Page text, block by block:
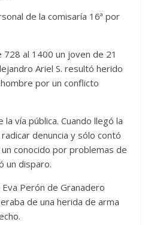
de la comisaría 16ª por
al 1400 un joven de 21
Ariel S. resultó herido
por un conflicto
vía pública. Cuando llegó la
denuncia y sólo contó
conocido por problemas de
un disparo.
Perón de Granadero
de una herida de arma